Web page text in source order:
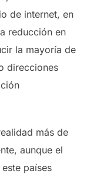
de internet, en
reducción en
la mayoría de
direcciones
más de
aunque el
países